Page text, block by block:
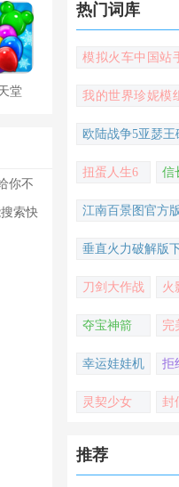
堂
你不
索快
热门词库
模拟火车中国站
我的世界珍妮模
欧陆战争5亚瑟
扭蛋人生6 信
江南百景图官方版
垂直火力破解版
刀剑大作战 火
夺宝神箭 完
幸运娃娃机 拒
灵契少女 封
推荐